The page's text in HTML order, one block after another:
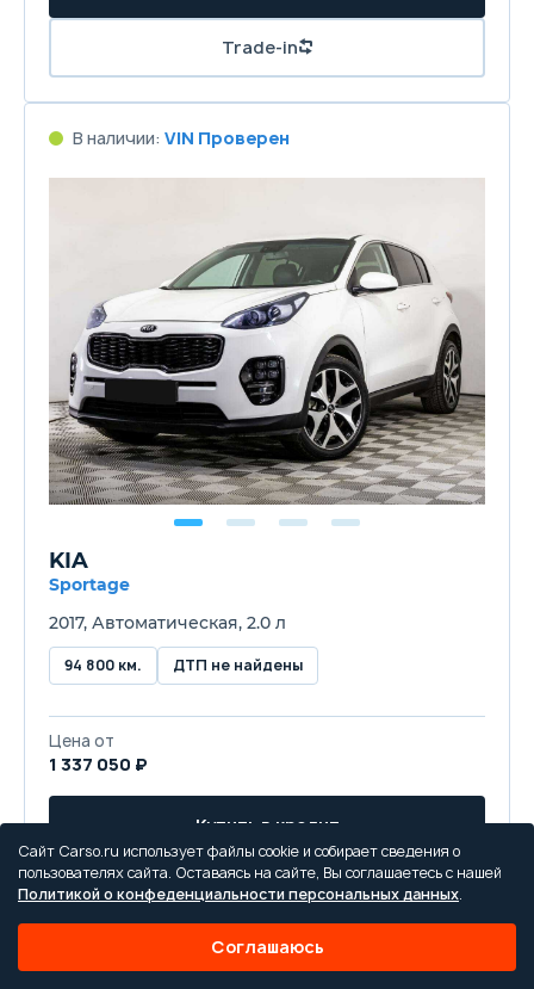
Trade-in
В наличии: VIN Проверен
KIA
Sportage
2017, Автоматическая, 2.0 л
94 800 км. ДТП не найдены
Цена от
1 337 050 ₽
Купить в кредит
Trade-in
В наличии:VIN Проверен
Сайт Carso.ru использует файлы cookie и собирает сведения о
пользователях сайта. Оставаясь на сайте, Вы соглашаетесь с нашей
Политикой о конфеденциальности персональных данных.
Соглашаюсь